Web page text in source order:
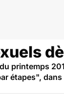
printemps
étapes",